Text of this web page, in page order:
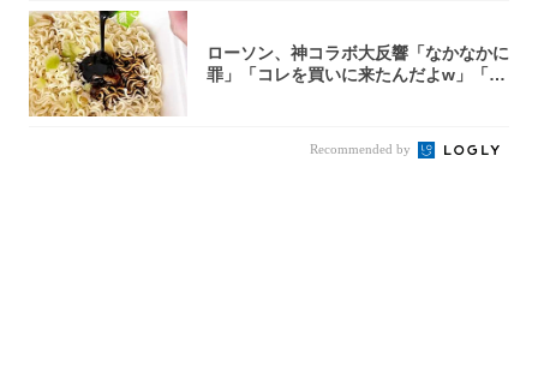
ローソン、神コラボ大反響「なかなかに
罪」「コレを買いに来たんだよw」「３
Recommended by